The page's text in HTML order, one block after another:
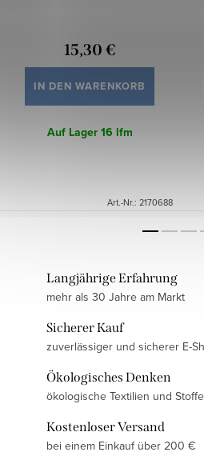
15,30 €
IN DEN WARENKORB
Auf Lager16 lfm
Art.-Nr.: 2170688
Langjährige Erfahrung
mehr als 30 Jahre am Markt
Sicherer Kauf
zuverlässiger und sicherer E-
Ökologisches Denken
ökologische Textilien und Stoffe
Kostenloser Versand
bei einem Einkauf über 200 €